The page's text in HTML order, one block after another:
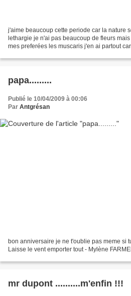
j'aime beaucoup cette periode car la nature
lethargie je n'ai pas beaucoup de fleurs
mes preferées les muscaris j'en ai partout
papa.........
Publié le 10/04/2009 à 00:06
Par Antgrésan
bon anniversaire je ne t'oublie pas meme si
Laisse le vent emporter tout - Mylène
mr dupont ..........m'enfin !!!